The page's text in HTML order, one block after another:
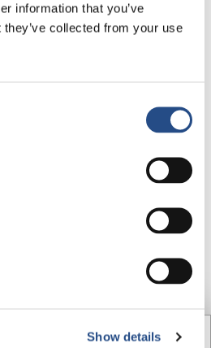
information that you’ve
collected from your use
Show details
pogledom na more